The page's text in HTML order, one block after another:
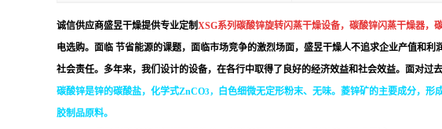
诚信供应商盛昱干燥提供专业定制XSG系列碳酸锌旋转闪蒸干燥设备，碳酸锌闪蒸干燥器，
电选购。面临 节省能源的课题，面临市场竞争的激烈场面， 盛昱干燥人不追求企业产值和利
社会责任。多年来，我们设计的设备，在各行中取得了良好的经济效益和社会效益。面对过
碳酸锌是锌的碳酸盐，化学式ZnCO3， 白色细微无定形粉末、无味。 菱锌矿的主要成分，形
胶制品原料。